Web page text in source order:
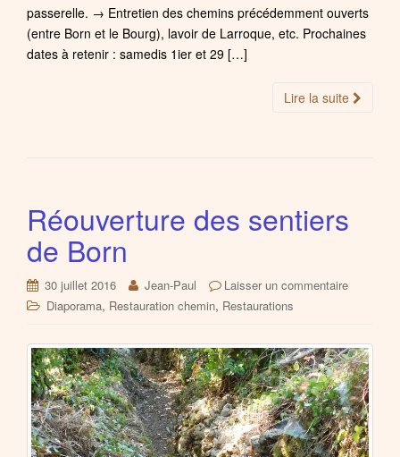
passerelle. → Entretien des chemins précédemment ouverts
(entre Born et le Bourg), lavoir de Larroque, etc. Prochaines
dates à retenir : samedis 1ier et 29 […]
Lire la suite
Réouverture des sentiers
de Born
30 juillet 2016 Jean-Paul
Laisser un commentaire
Diaporama, Restauration chemin, Restaurations